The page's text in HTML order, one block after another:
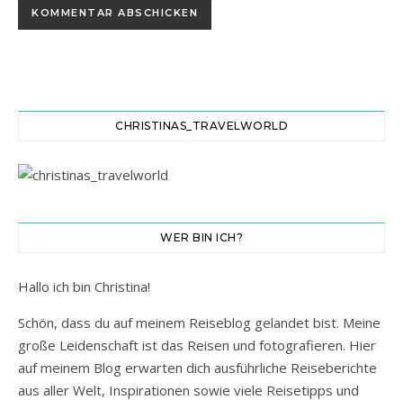
CHRISTINAS_TRAVELWORLD
WER BIN ICH?
Hallo ich bin Christina!
Schön, dass du auf meinem Reiseblog gelandet bist. Meine
große Leidenschaft ist das Reisen und fotografieren. Hier
auf meinem Blog erwarten dich ausführliche Reiseberichte
aus aller Welt, Inspirationen sowie viele Reisetipps und